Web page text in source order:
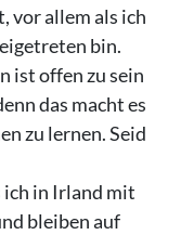
vor allem als ich
bin.
ist offen zu sein
das macht es
zu lernen. Seid
ich in Irland mit
bleiben auf